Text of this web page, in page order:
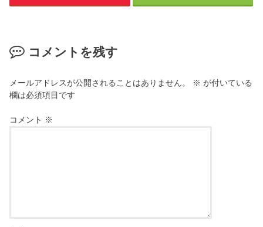
コメントを残す
メールアドレスが公開されることはありません。 ※ が付いている
欄は必須項目です
コメント ※